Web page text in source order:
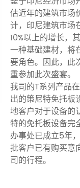
估近年的建筑市场
计，印尼建筑市场
10%以上的增长，
一种基础建材，将
要角色。因此，此
重参加此次盛宴。
我司的T系列产品
出的策尼特免托板
地客户对于设备的
特的免托板设备完
办事处已成立5年
批客户已有购买意
司的行程。